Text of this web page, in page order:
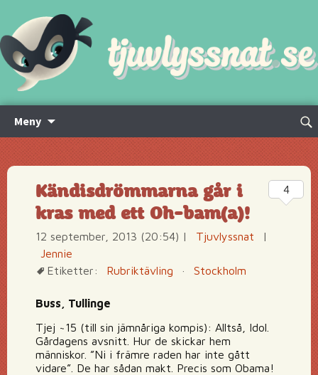
Meny
innehåll
Sök
Kändisdrömmarna går i
kras med ett Oh-bam(a)!
12 september, 2013 (20:54) | Tjuvlyssnat
|
Jennie
Etiketter:
Rubriktävling · Stockholm
Buss, Tullinge
Tjej ~15 (till sin jämnåriga kompis): Alltså, Idol.
Gårdagens avsnitt. Hur de skickar hem
människor. ”Ni i främre raden har inte gått
vidare”. De har sådan makt. Precis som Obama!
4